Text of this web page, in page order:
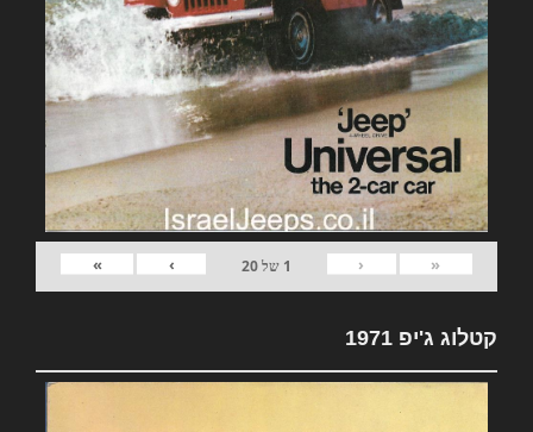
«
‹
1 של20
›
»
קטלוג ג'יפ 1971